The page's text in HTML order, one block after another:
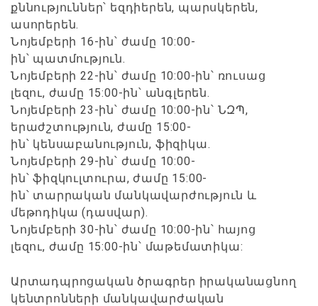
քննություններ՝ եզդիերեն, պարսկերեն,
ասորերեն.
Նոյեմբերի 16-ին՝ ժամը 10:00-
ին՝ պատմություն.
Նոյեմբերի 22-ին՝ ժամը 10:00-ին՝ ռուսաց
լեզու, ժամը 15:00-ին՝ անգլերեն.
Նոյեմբերի 23-ին՝ ժամը 10:00-ին՝ ՆԶՊ,
երաժշտություն, ժամը 15:00-
ին՝ կենսաբանություն, ֆիզիկա.
Նոյեմբերի 29-ին՝ ժամը 10:00-
ին՝ ֆիզկուլտուրա, ժամը 15:00-
ին՝ տարրական մանկավարժություն և
մեթոդիկա (դասվար).
Նոյեմբերի 30-ին՝ ժամը 10:00-ին՝ հայոց
լեզու, ժամը 15:00-ին՝ մաթեմատիկա:
Արտադպրոցական ծրագրեր իրականացնող
կենտրոնների մանկավարժական